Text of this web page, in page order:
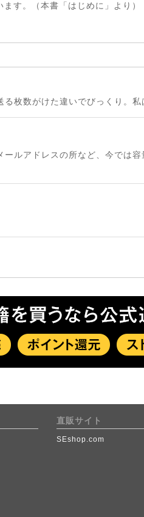
す。（本書「はじめに」より）
枚数がけた違いでびっくり。私
ルアドレスの所など、今では
直販サイト
SEshop.com